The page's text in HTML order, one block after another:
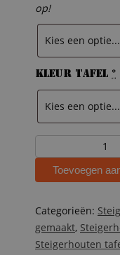
op!
Kleur tafel *
Nina
aantalToevoegen
Categorieën:
gemaakt,
Steigerhouten